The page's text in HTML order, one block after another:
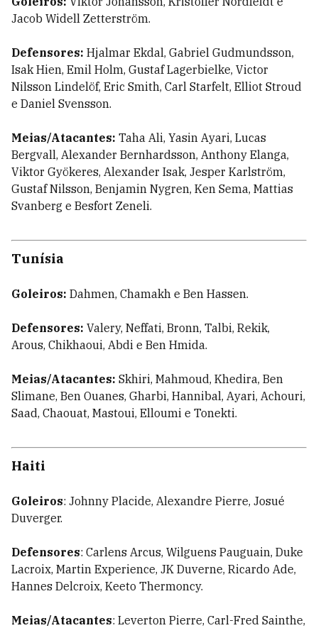
Jacob Widell Zetterström.
Defensores: Hjalmar Ekdal, Gabriel Gudmundsson,
Isak Hien, Emil Holm, Gustaf Lagerbielke, Victor
Nilsson Lindelöf, Eric Smith, Carl Starfelt, Elliot Stroud
e Daniel Svensson.
Meias/Atacantes: Taha Ali, Yasin Ayari, Lucas
Bergvall, Alexander Bernhardsson, Anthony Elanga,
Viktor Gyökeres, Alexander Isak, Jesper Karlström,
Gustaf Nilsson, Benjamin Nygren, Ken Sema, Mattias
Svanberg e Besfort Zeneli.
Tunísia
Goleiros: Dahmen, Chamakh e Ben Hassen.
Defensores: Valery, Neffati, Bronn, Talbi, Rekik,
Arous, Chikhaoui, Abdi e Ben Hmida.
Meias/Atacantes: Skhiri, Mahmoud, Khedira, Ben
Slimane, Ben Ouanes, Gharbi, Hannibal, Ayari, Achouri,
Saad, Chaouat, Mastoui, Elloumi e Tonekti.
Haiti
Goleiros: Johnny Placide, Alexandre Pierre, Josué
Duverger.
Defensores: Carlens Arcus, Wilguens Pauguain, Duke
Lacroix, Martin Experience, JK Duverne, Ricardo Ade,
Hannes Delcroix, Keeto Thermoncy.
Meias/Atacantes: Leverton Pierre, Carl-Fred Sainthe,